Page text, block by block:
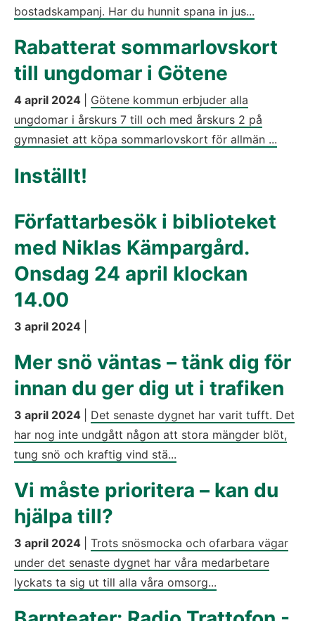
bostadskampanj. Har du hunnit spana in jus...
Rabatterat sommarlovskort
till ungdomar i Götene
4 april 2024
Götene kommun erbjuder alla
ungdomar i årskurs 7 till och med årskurs 2 på
gymnasiet att köpa sommarlovskort för allmän ...
Inställt!
Författarbesök i biblioteket
med Niklas Kämpargård.
Onsdag 24 april klockan
14.00
3 april 2024
Mer snö väntas – tänk dig för
innan du ger dig ut i trafiken
3 april 2024
Det senaste dygnet har varit tufft. Det
har nog inte undgått någon att stora mängder blöt,
tung snö och kraftig vind stä...
Vi måste prioritera – kan du
hjälpa till?
3 april 2024
Trots snösmocka och ofarbara vägar
under det senaste dygnet har våra medarbetare
lyckats ta sig ut till alla våra omsorg...